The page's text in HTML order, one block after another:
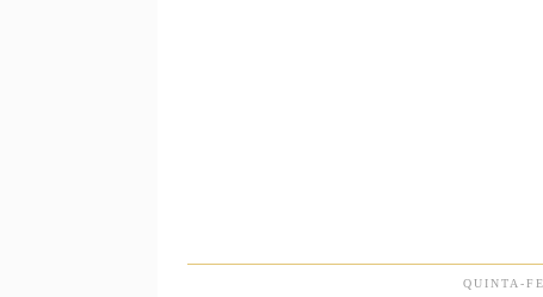
QUINTA-